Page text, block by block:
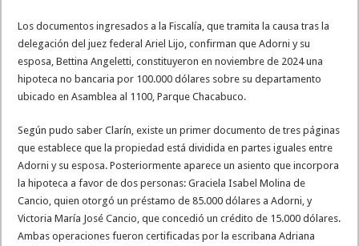
Los documentos ingresados a la Fiscalía, que tramita la causa tras la
delegación del juez federal Ariel Lijo, confirman que Adorni y su
esposa, Bettina Angeletti, constituyeron en noviembre de 2024 una
hipoteca no bancaria por 100.000 dólares sobre su departamento
ubicado en Asamblea al 1100, Parque Chacabuco.
Según pudo saber Clarín, existe un primer documento de tres páginas
que establece que la propiedad está dividida en partes iguales entre
Adorni y su esposa. Posteriormente aparece un asiento que incorpora
la hipoteca a favor de dos personas: Graciela Isabel Molina de
Cancio, quien otorgó un préstamo de 85.000 dólares a Adorni, y
Victoria María José Cancio, que concedió un crédito de 15.000 dólares.
Ambas operaciones fueron certificadas por la escribana Adriana